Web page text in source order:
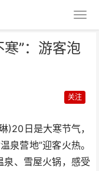
”：游客泡
关注
日是大寒节气，
泉营地”迎客火热。
、雪屋火锅，感受
游